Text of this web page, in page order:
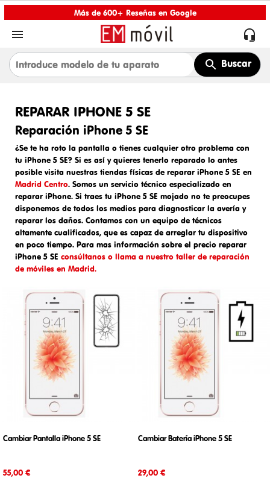
Más de 600+ Reseñas en Google
 
Buscar
REPARAR IPHONE 5 SE
Reparación iPhone 5 SE
¿Se te ha roto la pantalla o tienes cualquier otro problema con
tu iPhone 5 SE? Si es así y quieres tenerlo reparado lo antes
posible visita nuestras tiendas físicas de reparar iPhone 5 SE en
Madrid Centro. Somos un servicio técnico especializado en
reparar iPhone. Si traes tu iPhone 5 SE mojado no te preocupes
disponemos de todos los medios para diagnosticar la avería y
reparar los daños. Contamos con un equipo de técnicos
altamente cualificados, que es capaz de arreglar tu dispositivo
en poco tiempo. Para mas información sobre el precio reparar
iPhone 5 SE consúltanos o llama a nuestro taller de reparación
de móviles en Madrid.
Cambiar Pantalla iPhone 5 SE
55,00 €
Cambiar Batería iPhone 5 SE
29,00 €